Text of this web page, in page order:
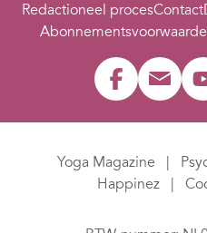
Redactioneel procesContact
Yoga Magazine
Happinez